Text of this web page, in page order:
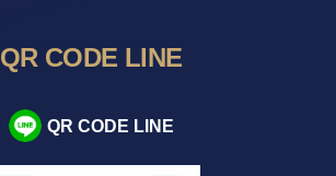
QR CODE LINE
QR CODE LINE